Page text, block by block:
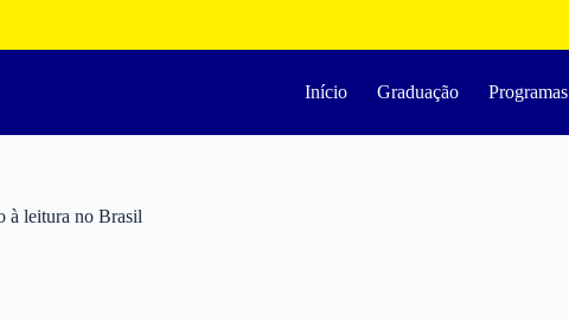
Início Graduação Programas
à leitura no Brasil